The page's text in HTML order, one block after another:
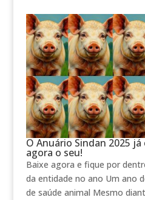
O Anuário Sindan 2025
agora o seu!
Baixe agora e fique por
da entidade no ano Um ano
de saúde animal Mesmo